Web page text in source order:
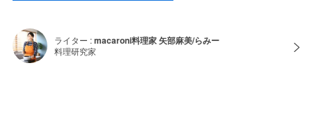
ライター :macaroni料理家 矢部麻美/らみー
料理研究家